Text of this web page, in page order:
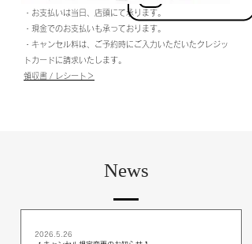
・お支払いは当日、店頭にて承ります。
・現金でのお支払いも承っております。
・キャンセル料は、ご予約時にご入力いただいたクレジッ
トカードに請求いたします。
領収書 / レシート＞
​News
2026.5.26